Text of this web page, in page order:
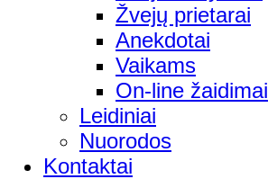
Žvejų prietarai
Anekdotai
Vaikams
On-line žaidimai
Leidiniai
Nuorodos
Kontaktai